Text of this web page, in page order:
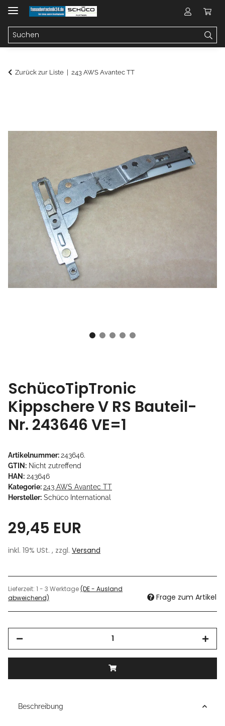
Zurück zur Liste 243 AWS Avantec TT
SchücoTipTronic
Kippschere V RS Bauteil-
Nr. 243646 VE=1
Artikelnummer:243646.
GTIN: Nicht zutreffend
HAN: 243646
Kategorie:243 AWS Avantec TT
Hersteller: Schüco International
29,45 EUR
inkl. 19% USt. , zzgl. Versand
Lieferzeit: 1 - 3 Werktage(DE - Ausland
abweichend)
Frage zum Artikel
Beschreibung